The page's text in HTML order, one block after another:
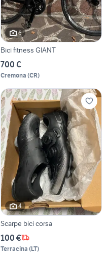
6
Bici fitness GIANT
700 €
Cremona (CR)
4
Scarpe bici corsa
100 €
Terracina (LT)